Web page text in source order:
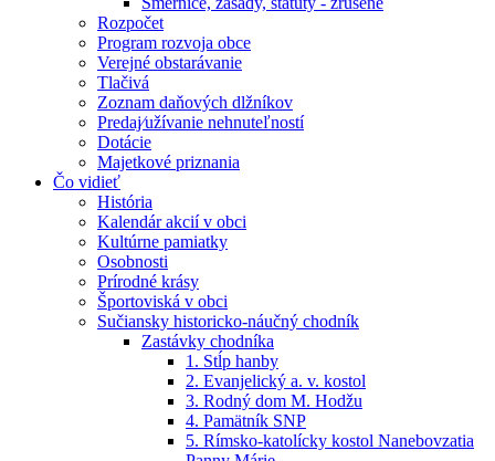
Rozpočet
Program rozvoja obce
Verejné obstarávanie
Tlačivá
Zoznam daňových dlžníkov
Predaj⁄užívanie nehnuteľností
Dotácie
Majetkové priznania
Čo vidieť
História
Kalendár akcií v obci
Kultúrne pamiatky
Osobnosti
Prírodné krásy
Športoviská v obci
Sučiansky historicko-náučný chodník
Zastávky chodníka
1. Stĺp hanby
2. Evanjelický a. v. kostol
3. Rodný dom M. Hodžu
4. Pamätník SNP
5. Rímsko-katolícky kostol Nanebovzatia